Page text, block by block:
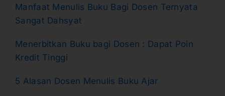
Manfaat Menulis Buku Bagi Dosen Ternyata
Sangat Dahsyat
Menerbitkan Buku bagi Dosen : Dapat Poin
Kredit Tinggi
5 Alasan Dosen Menulis Buku Ajar